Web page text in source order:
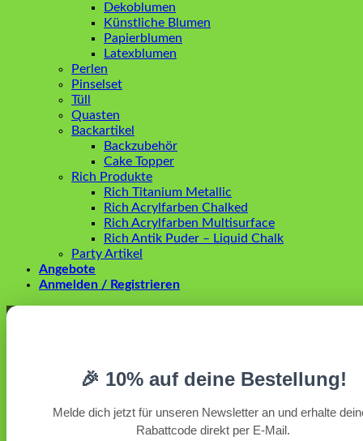
Dekoblumen
Künstliche Blumen
Papierblumen
Latexblumen
Perlen
Pinselset
Tüll
Quasten
Backartikel
Backzubehör
Cake Topper
Rich Produkte
Rich Titanium Metallic
Rich Acrylfarben Chalked
Rich Acrylfarben Multisurface
Rich Antik Puder – Liquid Chalk
Party Artikel
Angebote
Anmelden / Registrieren
🎉 10% auf deine Bestellung!
Melde dich jetzt für unseren Newsletter an und erhalte
Rabattcode direkt per E-Mail.
Anmelden
Angemeldet bleiben Anmelden